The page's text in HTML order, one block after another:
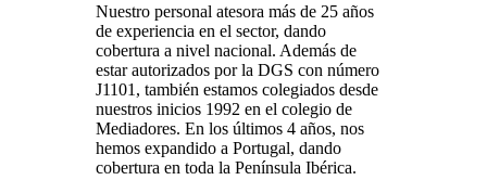
Nuestro personal atesora más de 25 años
de experiencia en el sector, dando
cobertura a nivel nacional. Además de
estar autorizados por la DGS con número
J1101, también estamos colegiados desde
nuestros inicios 1992 en el colegio de
Mediadores. En los últimos 4 años, nos
hemos expandido a Portugal, dando
cobertura en toda la Península Ibérica.